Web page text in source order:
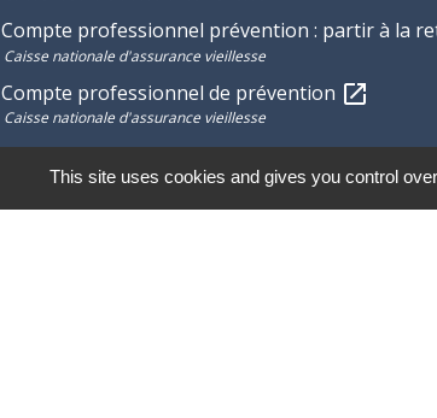
Compte professionnel prévention : partir à la
Caisse nationale d'assurance vieillesse
Compte professionnel de prévention open_in_new
Caisse nationale d'assurance vieillesse
This site uses cookies and gives you control